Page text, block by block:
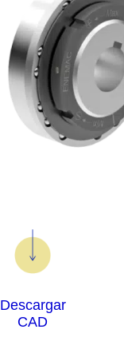
Descargar
CAD